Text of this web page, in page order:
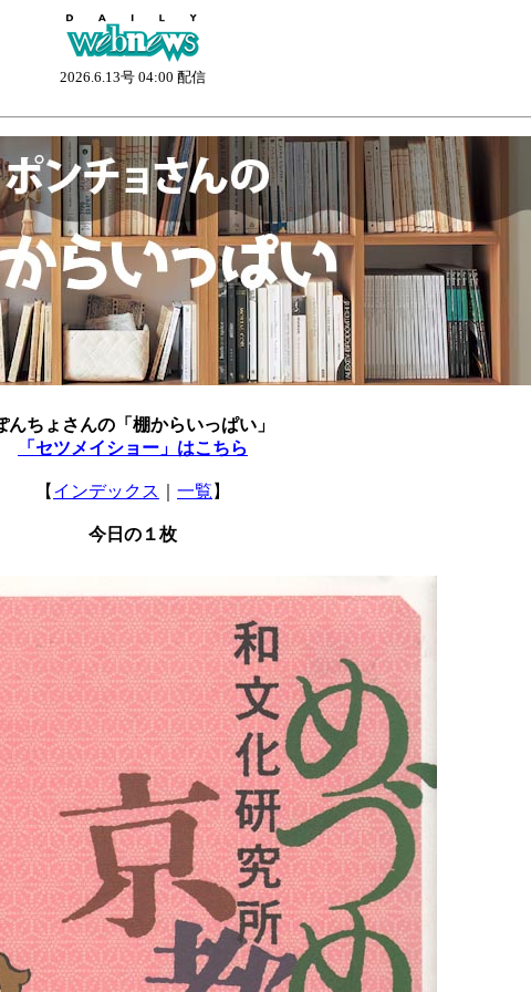
2026.6.13号 04:00 配信
んちょさんの「棚からいっぱい」
「セツメイショー」はこちら
【 インデックス 一覧 】
今日の１枚